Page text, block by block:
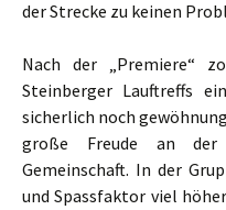
der Strecke zu keinen
Nach der „Premiere“
Steinberger Lauftreffs
sicherlich noch
große Freude an der
Gemeinschaft. In der
und Spassfaktor viel